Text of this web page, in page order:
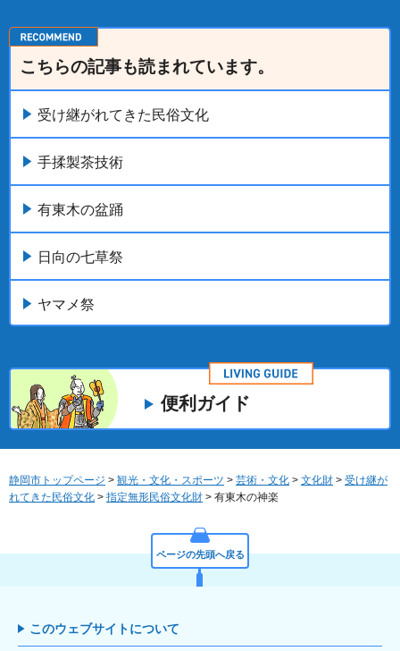
こちらの記事も読まれています。
受け継がれてきた民俗文化
手揉製茶技術
有東木の盆踊
日向の七草祭
ヤマメ祭
便利ガイド
静岡市トップページ > 観光・文化・スポーツ > 芸術・文化 > 文化財 > 受け継が
れてきた民俗文化 > 指定無形民俗文化財 > 有東木の神楽
ページの先頭へ戻る
このウェブサイトについて